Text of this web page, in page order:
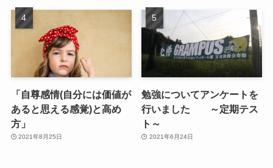
「自尊感情(自分には価値が
あると思える感覚)と高め
方」
2021年8月25日
勉強についてアンケートを
行いました ～定期テス
ト～
2021年6月24日